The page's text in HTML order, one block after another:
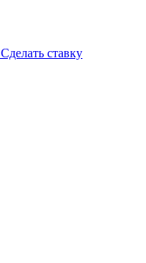
Сделать ставку